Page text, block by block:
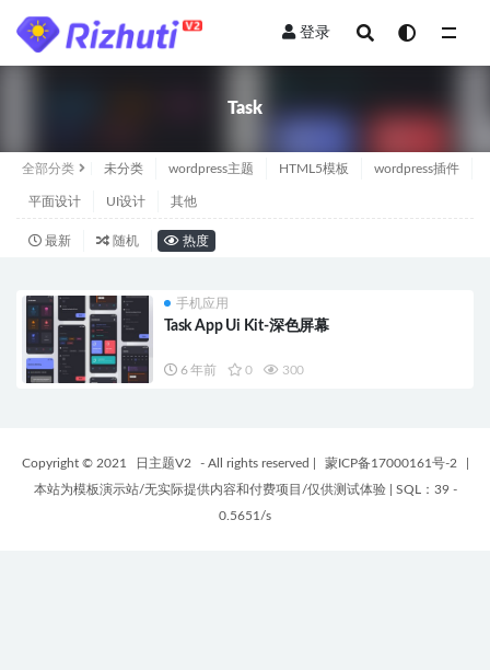
登录
Task
全部分类 未分类 wordpress主题 HTML5模板 wordpress插件
平面设计 UI设计 其他
最新 随机 热度
手机应用
Task App Ui Kit-深色屏幕
6 年前 0 300
Copyright © 2021 日主题V2 - All rights reserved 蒙ICP备17000161号-2
本站为模板演示站/无实际提供内容和付费项目/仅供测试体验
SQL：39 -
0.5651/s